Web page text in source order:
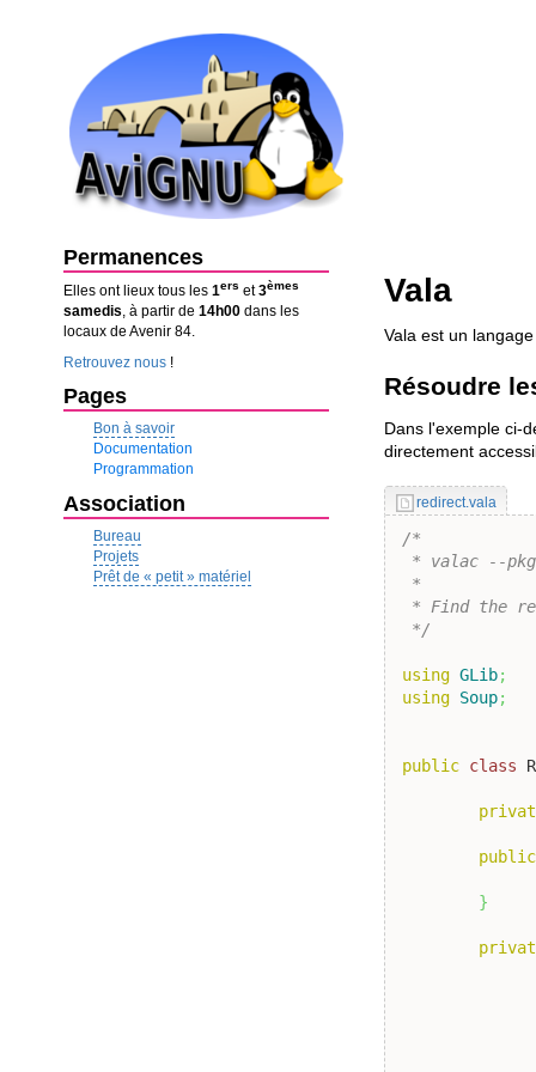
Permanences
Elles ont lieux tous les1ers et3èmes
samedis, à partir de14h00 dans les
locaux de Avenir 84.
Retrouvez nous !
Pages
Bon à savoir
Documentation
Programmation
Association
Bureau
Projets
Prêt de « petit » matériel
Vala
Vala est un
Résoudre
Dans l'exemple ci-
directement
redirect.vala
/*
* valac --
*
* Find the
*/
using GLib;
using Soup;
public class
public
}